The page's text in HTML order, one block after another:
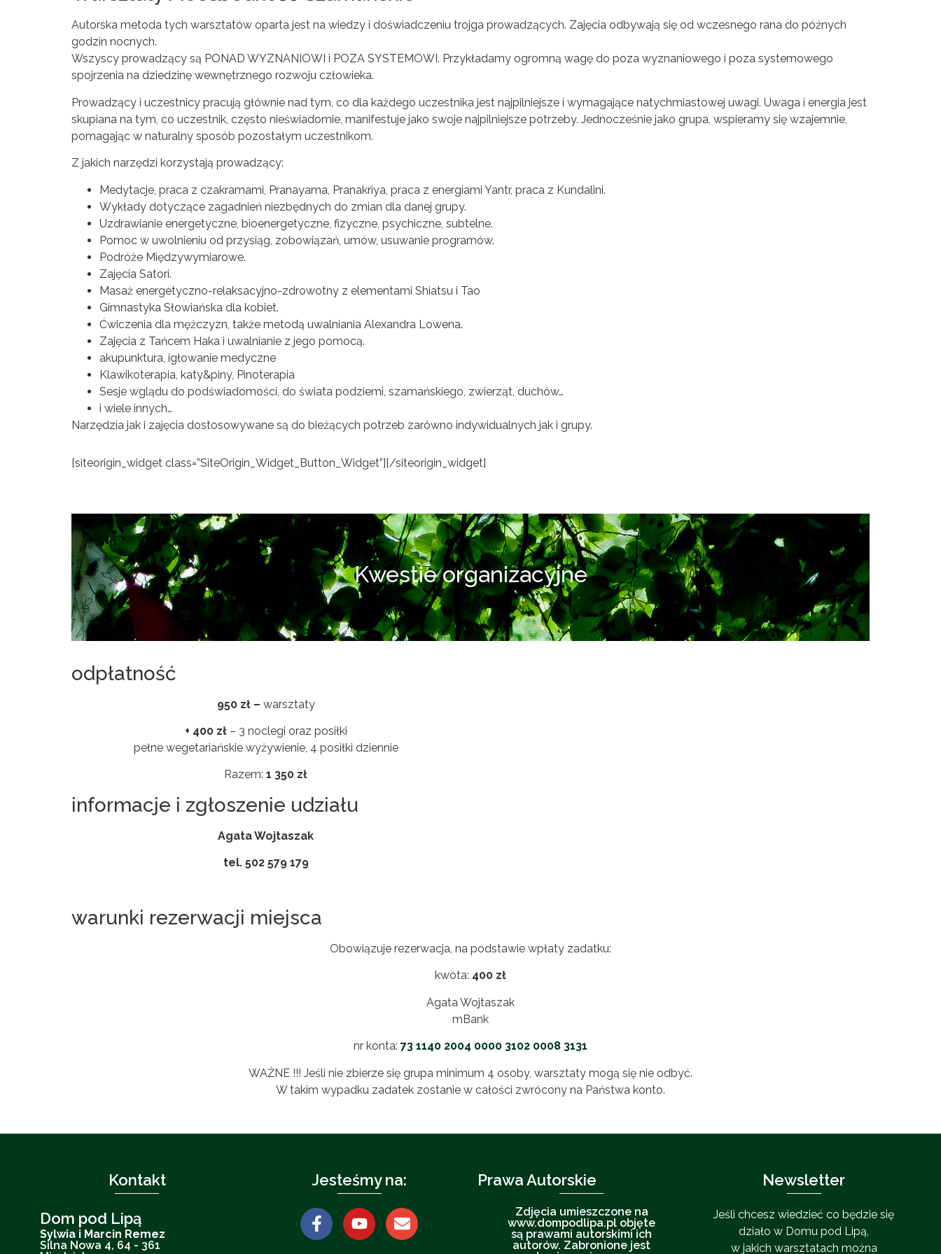
Autorska metoda tych warsztatów oparta jest na wiedzy i doświadczeniu trojga prowadzących. Zajęcia odbywają się od wczesnego rana do późnych
godzin nocnych.
Wszyscy prowadzący są PONAD WYZNANIOWI i POZA SYSTEMOWI. Przykładamy ogromną wagę do poza wyznaniowego i poza systemowego
spojrzenia na dziedzinę wewnętrznego rozwoju człowieka.
Prowadzący i uczestnicy pracują głównie nad tym, co dla każdego uczestnika jest najpilniejsze i wymagające natychmiastowej uwagi. Uwaga i energia jest
skupiana na tym, co uczestnik, często nieświadomie, manifestuje jako swoje najpilniejsze potrzeby. Jednocześnie jako grupa, wspieramy się wzajemnie,
pomagając w naturalny sposób pozostałym uczestnikom.
Z jakich narzędzi korzystają prowadzący:
Medytacje, praca z czakramami, Pranayama, Pranakriya, praca z energiami Yantr, praca z Kundalini.
Wykłady dotyczące zagadnień niezbędnych do zmian dla danej grupy.
Uzdrawianie energetyczne, bioenergetyczne, fizyczne, psychiczne, subtelne.
Pomoc w uwolnieniu od przysiąg, zobowiązań, umów, usuwanie programów.
Podróże Międzywymiarowe.
Zajęcia Satori.
Masaż energetyczno-relaksacyjno-zdrowotny z elementami Shiatsu i Tao
Gimnastyka Słowiańska dla kobiet.
Ćwiczenia dla mężczyzn, także metodą uwalniania Alexandra Lowena.
Zajęcia z Tańcem Haka i uwalnianie z jego pomocą.
akupunktura, igłowanie medyczne
Klawikoterapia, katy&piny, Pinoterapia
Sesje wglądu do podświadomości, do świata podziemi, szamańskiego, zwierząt, duchów…
i wiele innych…
Narzędzia jak i zajęcia dostosowywane są do bieżących potrzeb zarówno indywidualnych jak i grupy.
[siteorigin_widget class=”SiteOrigin_Widget_Button_Widget”][/siteorigin_widget]
Kwestie organizacyjne
odpłatność
950 zł – warsztaty
+ 400 zł– 3 noclegi oraz posiłki
pełne wegetariańskie wyżywienie, 4 posiłki dziennie
Razem: 1 350 zł
informacje i zgłoszenie udziału
Agata Wojtaszak
tel. 502 579 179
warunki rezerwacji miejsca
Obowiązuje rezerwacja, na podstawie wpłaty zadatku:
kwota: 400 zł
Agata Wojtaszak
mBank
nr konta: 73 1140 2004 0000 3102 0008 3131
WAŻNE !!! Jeśli nie zbierze się grupa minimum 4 osoby, warsztaty mogą się nie odbyć.
W takim wypadku zadatek zostanie w całości zwrócony na Państwa konto.
Kontakt
Dom pod Lipą
Sylwia i Marcin Remez
Silna Nowa 4, 64 - 361
Jesteśmy na: Prawa Autorskie
Zdjęcia umieszczone na
www.dompodlipa.pl objęte
są prawami autorskimi ich
autorów. Zabronione jest
Newsletter
Jeśli chcesz wiedzieć co będzie się
działo w Domu pod Lipą,
w jakich warsztatach można